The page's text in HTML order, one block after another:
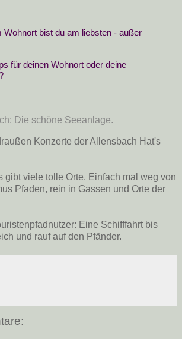
Wohnort bist du am liebsten - außer
für deinen Wohnort oder deine
Die schöne Seeanlage.
Konzerte der Allensbach Hat's
gibt viele tolle Orte. Einfach mal weg von
Pfaden, rein in Gassen und Orte der
Eine Schifffahrt bis
und rauf auf den Pfänder.